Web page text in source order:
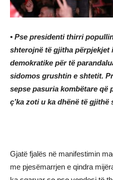
• Pse presidenti thirri
shterojnë të gjitha përpjekjet
demokratike për të
sidomos grushtin e shtetit.
sepse pasuria kombëtare që
ç’ka zoti u ka dhënë të gjithë
Gjatë fjalës në manifestimin
me pjesëmarrjen e qindra